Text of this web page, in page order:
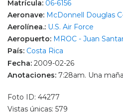
Matrícula: 06-6156
Aeronave: McDonnell Douglas
Aerolínea.: U.S. Air Force
Aeropuerto: MROC - Juan
País: Costa Rica
Fecha: 2009-02-26
Anotaciones: 7:28am. Una
Foto ID: 44277
Vistas únicas: 579